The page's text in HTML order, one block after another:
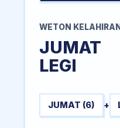
WETON KELAHIRAN
JUMAT
LEGI
JUMAT (6) +